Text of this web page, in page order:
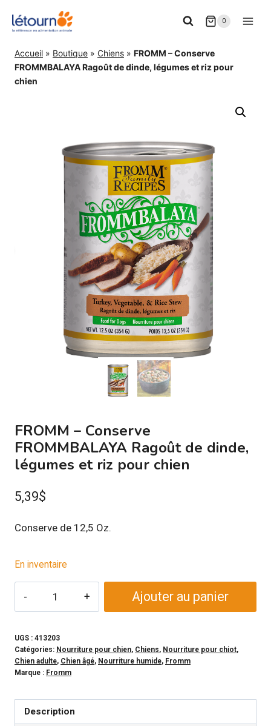
0
Accueil » Boutique » Chiens » FROMM – Conserve
FROMMBALAYA Ragoût de dinde, légumes et riz pour
chien
FROMM – Conserve
FROMMBALAYA Ragoût de dinde,
légumes et riz pour chien
5,39$
Conserve de 12,5 Oz.
En inventaire
-
Conserve
FROMMBALAYA
de
Ajouter au panier
UGS : 413203
Catégories: Nourriture pour chien, Chiens, Nourriture pour chiot,
Chien adulte, Chien âgé, Nourriture humide, Fromm
Marque : Fromm
Description